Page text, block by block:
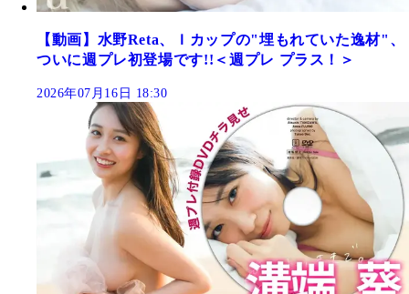
【動画】水野Reta、Ｉカップの"埋もれていた逸材"、
ついに週プレ初登場です!!＜週プレ プラス！＞
2026年07月16日 18:30